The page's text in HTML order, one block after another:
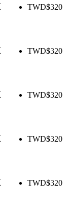
TWD$320
TWD$320
TWD$320
TWD$320
TWD$320